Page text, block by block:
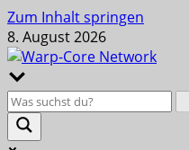
Zum Inhalt springen
8. August 2026